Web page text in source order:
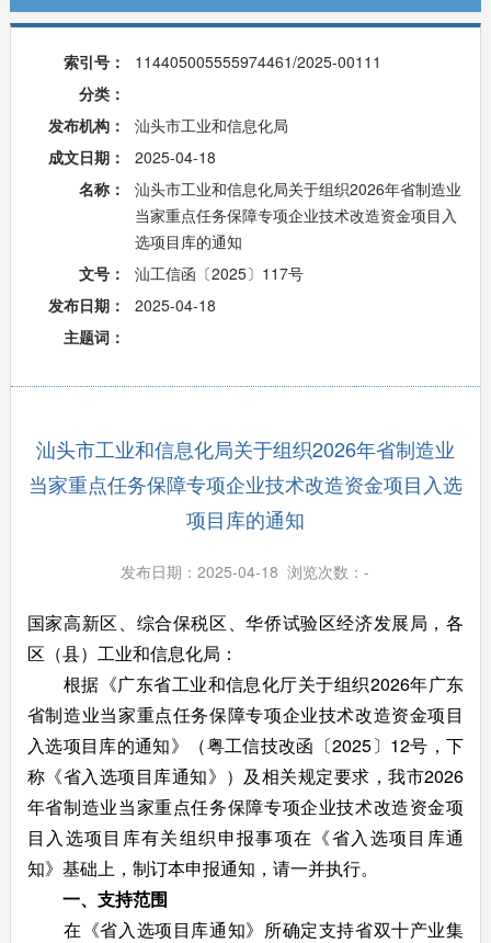
索引号：
114405005555974461/2025-00111
分类：
发布机构：
汕头市工业和信息化局
成文日期：
2025-04-18
名称：
汕头市工业和信息化局关于组织2026年省制造业
当家重点任务保障专项企业技术改造资金项目入
选项目库的通知
文号：
汕工信函〔2025〕117号
发布日期：
2025-04-18
主题词：
汕头市工业和信息化局关于组织2026年省制造业
当家重点任务保障专项企业技术改造资金项目入选
项目库的通知
发布日期：2025-04-18 浏览次数：-
国家高新区、综合保税区、华侨试验区经济发展局，各
区（县）工业和信息化局：
根据《广东省工业和信息化厅关于组织2026年广东
省制造业当家重点任务保障专项企业技术改造资金项目
入选项目库的通知》（粤工信技改函〔2025〕12号，下
称《省入选项目库通知》）及相关规定要求，我市2026
年省制造业当家重点任务保障专项企业技术改造资金项
目入选项目库有关组织申报事项在《省入选项目库通
知》基础上，制订本申报通知，请一并执行。
一、支持范围
在《省入选项目库通知》所确定支持省双十产业集